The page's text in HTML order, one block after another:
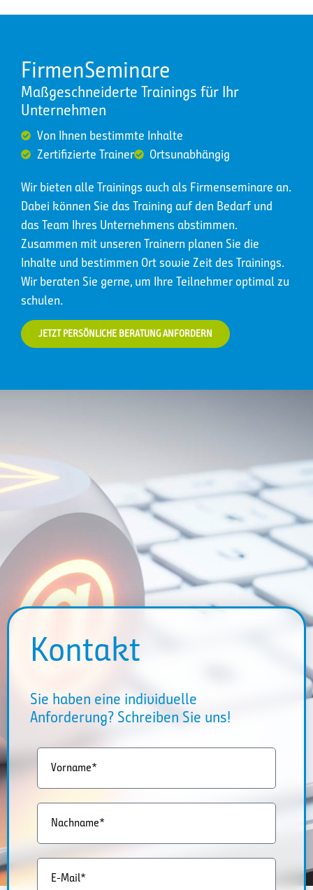
FirmenSeminare
Maßgeschneiderte Trainings für Ihr
Unternehmen
Von Ihnen bestimmte Inhalte
Zertifizierte Trainer
Ortsunabhängig
Wir bieten alle Trainings auch als Firmenseminare an.
Dabei können Sie das Training auf den Bedarf und
das Team Ihres Unternehmens abstimmen.
Zusammen mit unseren Trainern planen Sie die
Inhalte und bestimmen Ort sowie Zeit des Trainings.
Wir beraten Sie gerne, um Ihre Teilnehmer optimal zu
schulen.
JETZT PERSÖNLICHE BERATUNG ANFORDERN
Kontakt
Sie haben eine individuelle
Anforderung? Schreiben Sie uns!
Vorname*
Nachname*
E-Mail*